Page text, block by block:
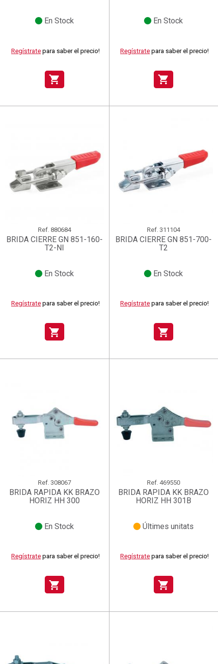
En Stock
Regístrate para saber el precio!
shopping_cart
En Stock
Regístrate para saber el precio!
shopping_cart
Ref. 880684
BRIDA CIERRE GN 851-160-
T2-NI
En Stock
Regístrate para saber el precio!
shopping_cart
Ref. 311104
BRIDA CIERRE GN 851-700-
T2
En Stock
Regístrate para saber el precio!
shopping_cart
Ref. 308067
BRIDA RAPIDA KK BRAZO
HORIZ HH 300
En Stock
Regístrate para saber el precio!
shopping_cart
Ref. 469550
BRIDA RAPIDA KK BRAZO
HORIZ HH 301B
Últimes unitats
Regístrate para saber el precio!
shopping_cart